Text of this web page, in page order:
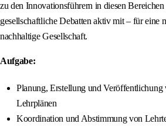
zu den Innovationsführern in diesen Bereichen
gesellschaftliche Debatten aktiv mit – für eine
nachhaltige Gesellschaft.
Aufgabe:
Planung, Erstellung und Veröffentlichung
Lehrplänen
Koordination und Abstimmung von